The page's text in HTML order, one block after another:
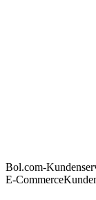
Bol.com-
E-Commerce